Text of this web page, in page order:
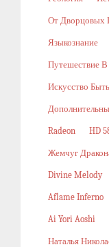
От Дворцовых
Языкознание
Путешествие
Искусство
Radeon HD
Жемчуг
Divine Melody
Aflame Inferno
Ai Yori Aoshi
Наталья